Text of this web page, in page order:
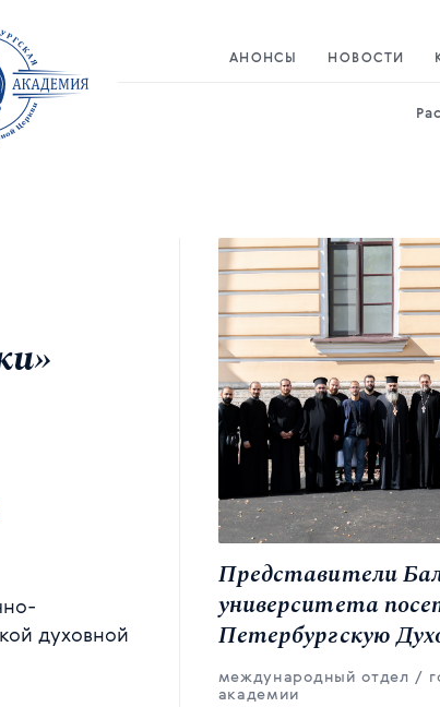
АНОНСЫ НОВОСТИ
духовной
Представители
университета
Петербургскую
международный отдел
академии